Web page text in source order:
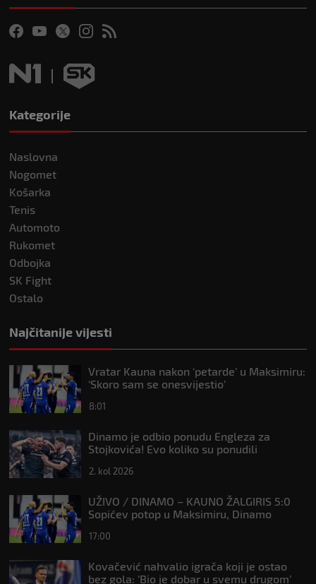
Kategorije
Naslovna
Nogomet
Košarka
Tenis
Automoto
Rukomet
Odbojka
SK Fight
Ostalo
Najčitanije vijesti
Vratar Kauna nakon ‘petarde’ u Maksimiru:
‘Skoro sam se onesvijestio’
8:01
Dinamo je odbio ponudu Engleza za
Stojkovića! Evo koliko su ponudili
2. kol 2026
UŽIVO / DINAMO – KAUNO ŽALGIRIS 5:0
Sopićev potop u Maksimiru, Dinamo
17:00
Kovačević nahvalio igrača koji je ostao
bez gola: ‘Bio je dobar u svemu drugom’